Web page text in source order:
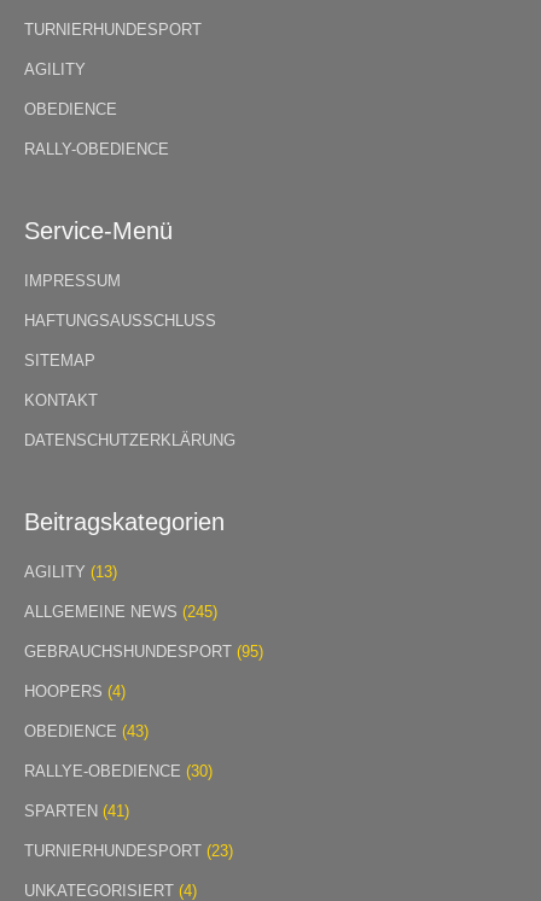
TURNIERHUNDESPORT
AGILITY
OBEDIENCE
RALLY-OBEDIENCE
Service-Menü
IMPRESSUM
HAFTUNGSAUSSCHLUSS
SITEMAP
KONTAKT
DATENSCHUTZERKLÄRUNG
Beitragskategorien
AGILITY (13)
ALLGEMEINE NEWS (245)
GEBRAUCHSHUNDESPORT (95)
HOOPERS (4)
OBEDIENCE (43)
RALLYE-OBEDIENCE (30)
SPARTEN (41)
TURNIERHUNDESPORT (23)
UNKATEGORISIERT (4)